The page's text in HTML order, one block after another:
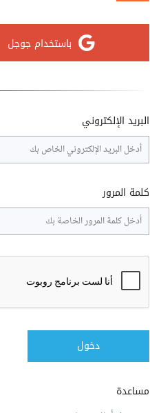
باستخدام جوجل
البريد الإلكتروني
كلمة المرور
دخول
مساعدة